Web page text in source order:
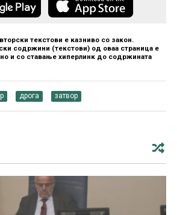
текстови е казниво со закон.
содржини (текстови) од оваа страница е
и со ставање хиперлинк до содржината
дрога затвор